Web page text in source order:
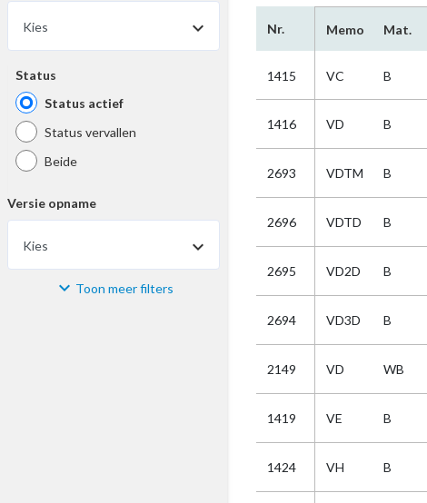
Kies
Status
Status actief
Status vervallen
Beide
Versie opname
Kies
Materiaal Toon meer filters
Nr. Memo Mat.
1415 VC B
1416 VD B
2693 VDTM B
2696 VDTD B
2695 VD2D B
2694 VD3D B
2149 VD WB
1419 VE B
1424 VH B